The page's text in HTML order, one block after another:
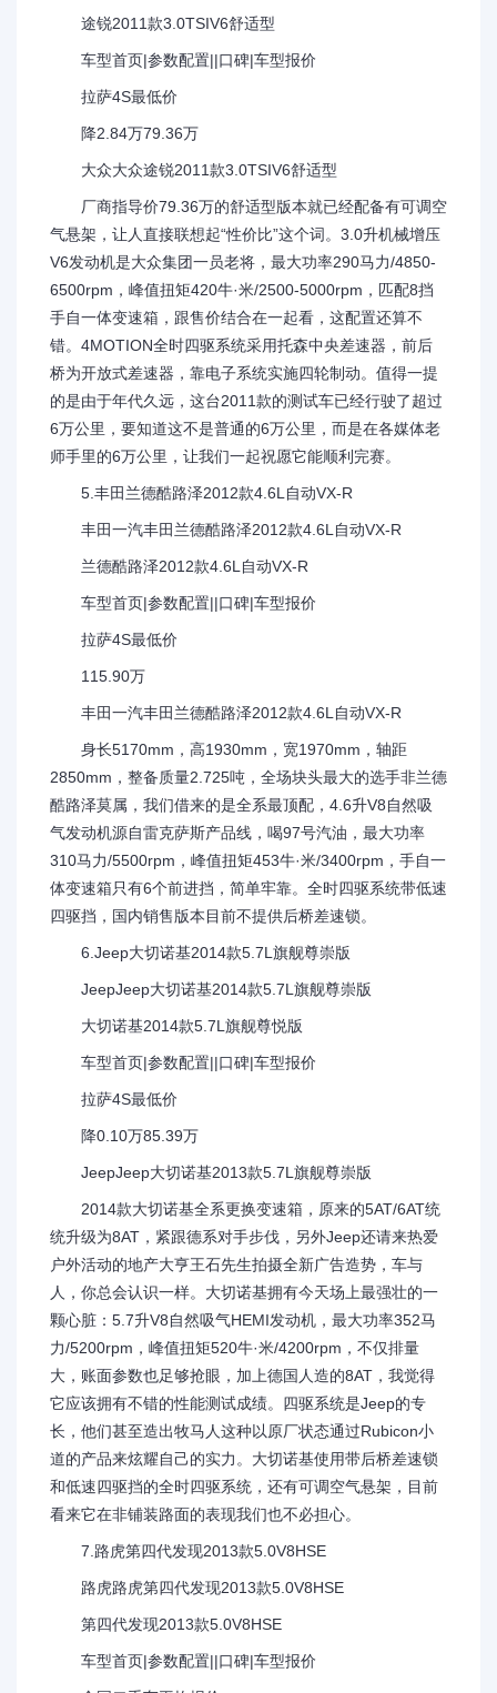
途锐2011款3.0TSIV6舒适型
车型首页|参数配置||口碑|车型报价
拉萨4S最低价
降2.84万79.36万
大众大众途锐2011款3.0TSIV6舒适型
厂商指导价79.36万的舒适型版本就已经配备有可调空
气悬架，让人直接联想起“性价比”这个词。3.0升机械增压
V6发动机是大众集团一员老将，最大功率290马力/4850-
6500rpm，峰值扭矩420牛·米/2500-5000rpm，匹配8挡
手自一体变速箱，跟售价结合在一起看，这配置还算不
错。4MOTION全时四驱系统采用托森中央差速器，前后
桥为开放式差速器，靠电子系统实施四轮制动。值得一提
的是由于年代久远，这台2011款的测试车已经行驶了超过
6万公里，要知道这不是普通的6万公里，而是在各媒体老
师手里的6万公里，让我们一起祝愿它能顺利完赛。
5.丰田兰德酷路泽2012款4.6L自动VX-R
丰田一汽丰田兰德酷路泽2012款4.6L自动VX-R
兰德酷路泽2012款4.6L自动VX-R
车型首页|参数配置||口碑|车型报价
拉萨4S最低价
115.90万
丰田一汽丰田兰德酷路泽2012款4.6L自动VX-R
身长5170mm，高1930mm，宽1970mm，轴距
2850mm，整备质量2.725吨，全场块头最大的选手非兰德
酷路泽莫属，我们借来的是全系最顶配，4.6升V8自然吸
气发动机源自雷克萨斯产品线，喝97号汽油，最大功率
310马力/5500rpm，峰值扭矩453牛·米/3400rpm，手自一
体变速箱只有6个前进挡，简单牢靠。全时四驱系统带低速
四驱挡，国内销售版本目前不提供后桥差速锁。
6.Jeep大切诺基2014款5.7L旗舰尊崇版
JeepJeep大切诺基2014款5.7L旗舰尊崇版
大切诺基2014款5.7L旗舰尊悦版
车型首页|参数配置||口碑|车型报价
拉萨4S最低价
降0.10万85.39万
JeepJeep大切诺基2013款5.7L旗舰尊崇版
2014款大切诺基全系更换变速箱，原来的5AT/6AT统
统升级为8AT，紧跟德系对手步伐，另外Jeep还请来热爱
户外活动的地产大亨王石先生拍摄全新广告造势，车与
人，你总会认识一样。大切诺基拥有今天场上最强壮的一
颗心脏：5.7升V8自然吸气HEMI发动机，最大功率352马
力/5200rpm，峰值扭矩520牛·米/4200rpm，不仅排量
大，账面参数也足够抢眼，加上德国人造的8AT，我觉得
它应该拥有不错的性能测试成绩。四驱系统是Jeep的专
长，他们甚至造出牧马人这种以原厂状态通过Rubicon小
道的产品来炫耀自己的实力。大切诺基使用带后桥差速锁
和低速四驱挡的全时四驱系统，还有可调空气悬架，目前
看来它在非铺装路面的表现我们也不必担心。
7.路虎第四代发现2013款5.0V8HSE
路虎路虎第四代发现2013款5.0V8HSE
第四代发现2013款5.0V8HSE
车型首页|参数配置||口碑|车型报价